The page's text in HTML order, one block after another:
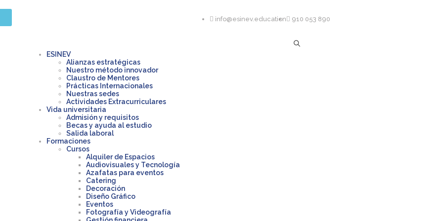
info@esinev.education 910 053 890
ESINEV
Alianzas estratégicas
Nuestro método innovador
Claustro de Mentores
Prácticas Internacionales
Nuestras sedes
Actividades Extracurriculares
Vida universitaria
Admisión y requisitos
Becas y ayuda al estudio
Salida laboral
Formaciones
Cursos
Alquiler de Espacios
Audiovisuales y Tecnología
Azafatas para eventos
Catering
Decoración
Diseño Gráfico
Eventos
Fotografía y Videografía